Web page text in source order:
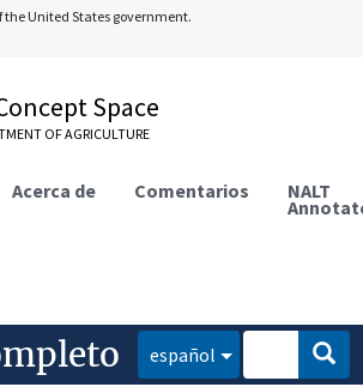
the United States government.
Space
OF AGRICULTURE
Acerca de Comentarios NALT
español